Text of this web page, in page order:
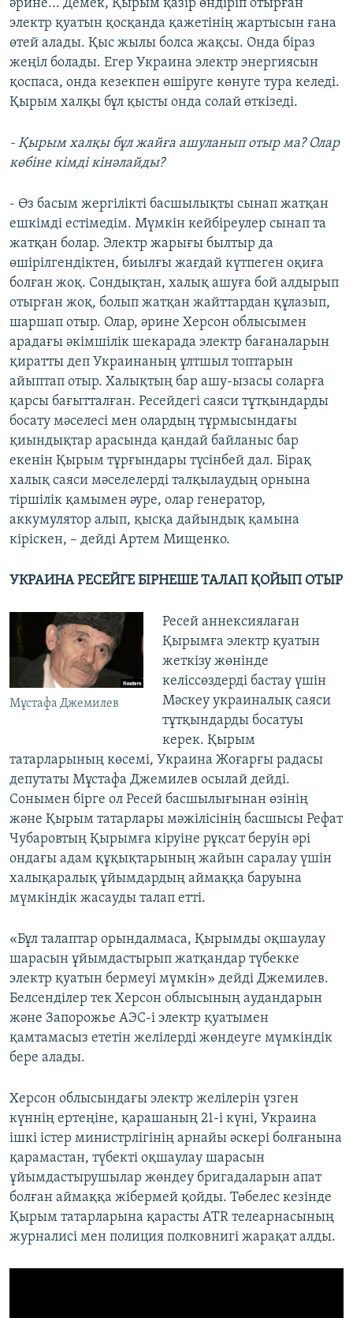
әрине... Демек, Қырым қазір өндіріп отырған
электр қуатын қосқанда қажетінің жартысын ғана
өтей алады. Қыс жылы болса жақсы. Онда біраз
жеңіл болады. Егер Украина электр энергиясын
қоспаса, онда кезекпен өшіруге көнуге тура келеді.
Қырым халқы бұл қысты онда солай өткізеді.
- Қырым халқы бұл жайға ашуланып отыр ма? Олар
көбіне кімді кінәлайды?
- Өз басым жергілікті басшылықты сынап жатқан
ешкімді естімедім. Мүмкін кейбіреулер сынап та
жатқан болар. Электр жарығы былтыр да
өшірілгендіктен, биылғы жағдай күтпеген оқиға
болған жоқ. Сондықтан, халық ашуға бой алдырып
отырған жоқ, болып жатқан жайттардан құлазып,
шаршап отыр. Олар, әрине Херсон облысымен
арадағы әкімшілік шекарада электр бағаналарын
қиратты деп Украинаның ұлтшыл топтарын
айыптап отыр. Халықтың бар ашу-ызасы соларға
қарсы бағытталған. Ресейдегі саяси тұтқындарды
босату мәселесі мен олардың тұрмысындағы
қиындықтар арасында қандай байланыс бар
екенін Қырым тұрғындары түсінбей дал. Бірақ
халық саяси мәселелерді талқылаудың орнына
тіршілік қамымен әуре, олар генератор,
аккумулятор алып, қысқа дайындық қамына
кіріскен, – дейді Артем Мищенко.
УКРАИНА РЕСЕЙГЕ БІРНЕШЕ ТАЛАП ҚОЙЫП ОТЫР
Мұстафа Джемилев
Ресей аннексиялаған
Қырымға электр қуатын
жеткізу жөнінде
келіссөздерді бастау үшін
Мәскеу украиналық саяси
тұтқындарды босатуы
керек. Қырым
татарларының көсемі, Украина Жоғарғы радасы
депутаты Мұстафа Джемилев осылай дейді.
Сонымен бірге ол Ресей басшылығынан өзінің
және Қырым татарлары мәжілісінің басшысы Рефат
Чубаровтың Қырымға кіруіне рұқсат беруін әрі
ондағы адам құқықтарының жайын саралау үшін
халықаралық ұйымдардың аймаққа баруына
мүмкіндік жасауды талап етті.
«​Бұл талаптар орындалмаса, Қырымды оқшаулау
шарасын ұйымдастырып жатқандар түбекке
электр қуатын бермеуі мүмкін» дейді Джемилев.
Белсенділер тек Херсон облысының аудандарын
және Запорожье АЭС-і электр қуатымен
қамтамасыз ететін желілерді жөндеуге мүмкіндік
бере алады.
​Херсон облысындағы электр желілерін үзген
күннің ертеңіне, қарашаның ​21-і күні, Украина
ішкі істер министрлігінің арнайы әскері болғанына
қарамастан, түбекті оқшаулау шарасын
ұйымдастырушылар жөндеу бригадаларын апат
болған аймаққа жібермей қойды. Төбелес кезінде
Қырым татарларына қарасты ATR телеарнасының
журналисі мен полиция полковнигі жарақат алды.